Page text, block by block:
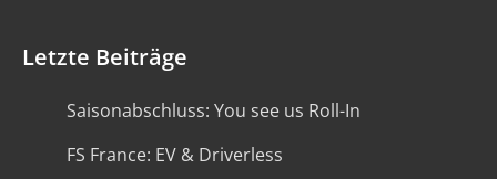
Letzte Beiträge
Saisonabschluss: You see us Roll-In
FS France: EV & Driverless